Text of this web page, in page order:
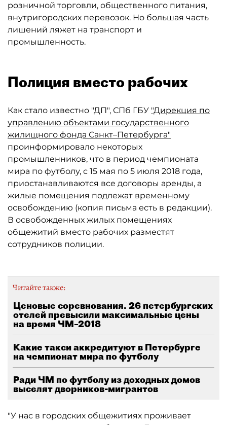
розничной торговли, общественного питания,
внутригородских перевозок. Но большая часть
лишений ляжет на транспорт и
промышленность.
Полиция вместо рабочих
Как стало известно "ДП", СПб ГБУ "Дирекция по
управлению объектами государственного
жилищного фонда Санкт–Петербурга"
проинформировало некоторых
промышленников, что в период чемпионата
мира по футболу, с 15 мая по 5 июля 2018 года,
приостанавливаются все договоры аренды, а
жилые помещения подлежат временному
освобождению (копия письма есть в редакции).
В освобожденных жилых помещениях
общежитий вместо рабочих разместят
сотрудников полиции.
Читайте также:
Ценовые соревнования. 26 петербургских
отелей превысили максимальные цены
на время ЧМ–2018
Какие такси аккредитуют в Петербурге
на чемпионат мира по футболу
Ради ЧМ по футболу из доходных домов
выселят дворников-мигрантов
"У нас в городских общежитиях проживает